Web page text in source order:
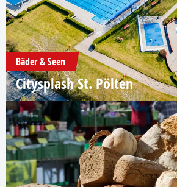
Bäder & Seen
Citysplash St. Pölten